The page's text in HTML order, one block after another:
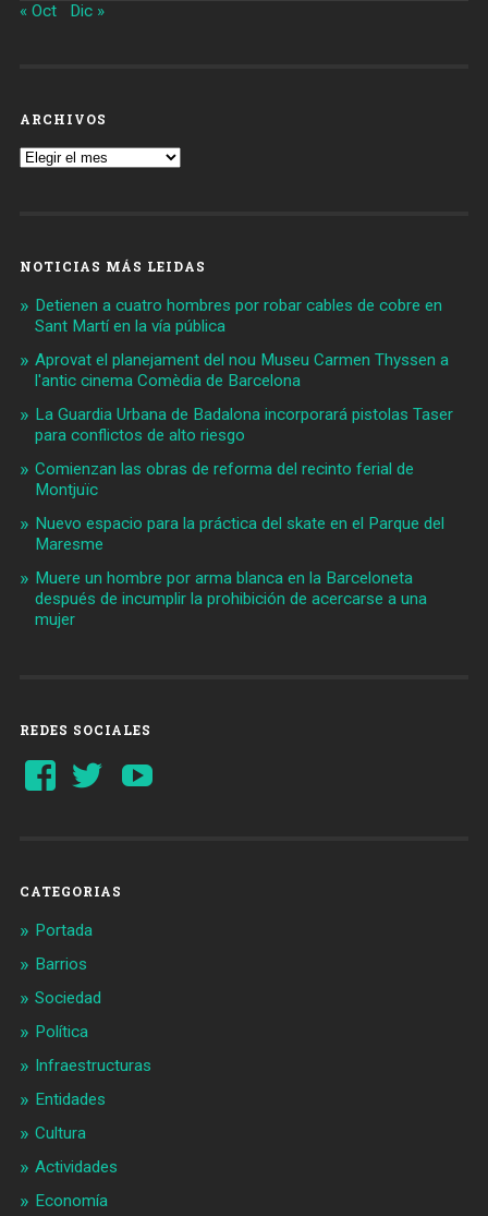
« Oct Dic »
ARCHIVOS
Archivos
NOTICIAS MÁS LEIDAS
Detienen a cuatro hombres por robar cables de cobre en
Sant Martí en la vía pública
Aprovat el planejament del nou Museu Carmen Thyssen a
l'antic cinema Comèdia de Barcelona
La Guardia Urbana de Badalona incorporará pistolas Taser
para conflictos de alto riesgo
Comienzan las obras de reforma del recinto ferial de
Montjuïc
Nuevo espacio para la práctica del skate en el Parque del
Maresme
Muere un hombre por arma blanca en la Barceloneta
después de incumplir la prohibición de acercarse a una
mujer
REDES SOCIALES
Ver
perfil
Ver
perfil
CATEGORIAS
Portada
Barrios
Sociedad
Política
Infraestructuras
Entidades
Cultura
Actividades
Economía